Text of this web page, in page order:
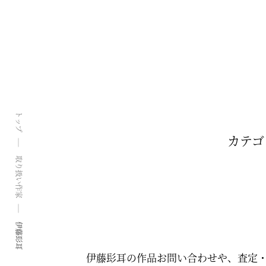
トップ
取り扱い作家
伊藤髟耳
カテ
伊藤髟耳の作品お問い合わせや、査定